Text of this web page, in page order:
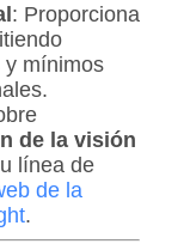
: Proporciona
y mínimos
de la visión
línea de
de la
.